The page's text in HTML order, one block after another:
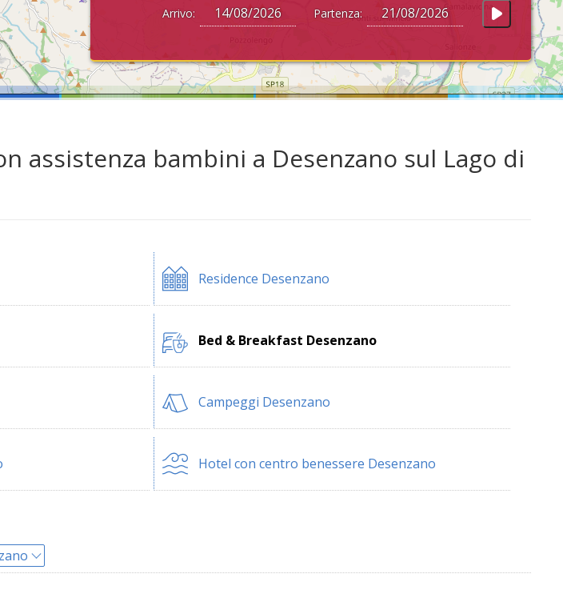
Arrivo: Partenza:
assistenza bambini a Desenzano sul Lago di
Residence Desenzano
Bed & Breakfast Desenzano
Campeggi Desenzano
Hotel con centro benessere Desenzano